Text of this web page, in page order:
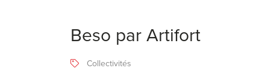
Beso par Artifort
Collectivités